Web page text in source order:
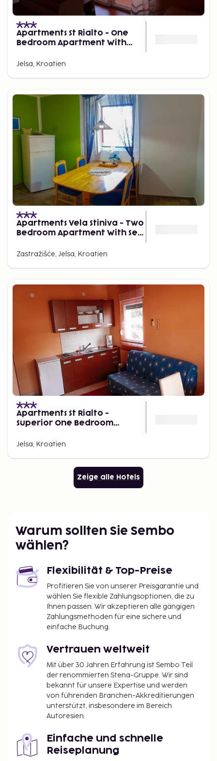
Apartments St Rialto - One
Bedroom Apartment With
Jelsa, Kroatien
Apartments Vela Stiniva - Two
Bedroom Apartment With Sea
Zastražišće, Jelsa, Kroatien
Apartments St Rialto -
Superior One Bedroom
Jelsa, Kroatien
Zeige alle Hotels
Warum sollten Sie Sembo
wählen?
Flexibilität & Top-Preise
Profitieren Sie von unserer Preisgarantie und
wählen Sie flexible Zahlungsoptionen, die zu
Ihnen passen. Wir akzeptieren alle gängigen
Zahlungsmethoden für eine sichere und
einfache Buchung.
Vertrauen weltweit
Mit über 30 Jahren Erfahrung ist Sembo Teil
der renommierten Stena-Gruppe. Wir sind
bekannt für unsere Expertise und werden
von führenden Branchen-Akkreditierungen
unterstützt, insbesondere im Bereich
Autoresien.
Einfache und schnelle
Reiseplanung